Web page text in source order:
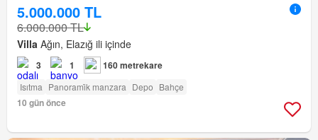
5.000.000 TL
6.000.000 TL
Villa Ağın, Elazığ ili içinde
3 1 160 metrekare
Isıtma Panorami̇k manzara Depo Bahçe
10 gün önce